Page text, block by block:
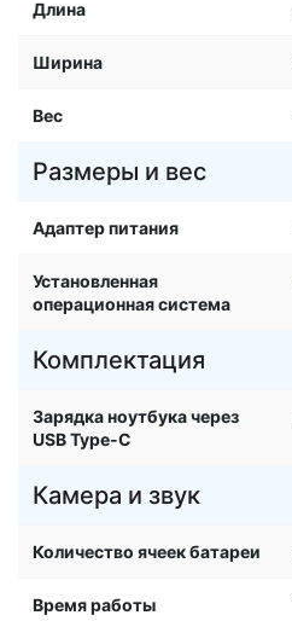
Длина
Ширина
Вес
Размеры и вес
Адаптер питания
Установленная
операционная система
Комплектация
Зарядка ноутбука через
USB Type-C
Камера и звук
Количество ячеек батареи
Время работы